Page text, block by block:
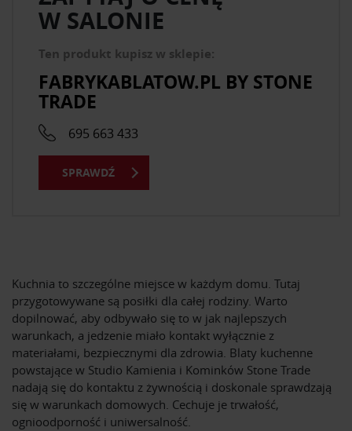
Kuchnia to szczególne miejsce w każdym domu. Tutaj
przygotowywane są posiłki dla całej rodziny. Warto
dopilnować, aby odbywało się to w jak najlepszych
warunkach, a jedzenie miało kontakt wyłącznie z
materiałami, bezpiecznymi dla zdrowia. Blaty kuchenne
powstające w Studio Kamienia i Kominków Stone Trade
nadają się do kontaktu z żywnością i doskonale sprawdzają
się w warunkach domowych. Cechuje je trwałość,
ognioodporność i uniwersalność.
W SALONIE
Ten produkt kupisz w sklepie:
FABRYKABLATOW.PL BY STONE
TRADE
695 663 433
SPRAWDŹ